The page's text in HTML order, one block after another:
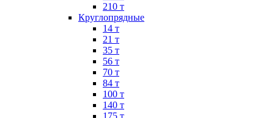
210 т
Круглопрядные
14 т
21 т
35 т
56 т
70 т
84 т
100 т
140 т
175 т